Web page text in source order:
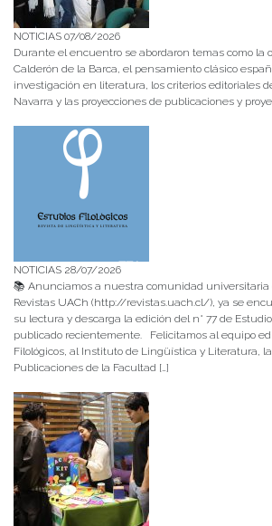
NOTICIAS 07/08/2026
Durante el encuentro se abordaron temas como la
Calderón de la Barca, el pensamiento clásico
investigación en literatura, los criterios editoriales
Navarra y las proyecciones de publicaciones y
NOTICIAS 28/07/2026
📚 Anunciamos a nuestra comunidad
Revistas UACh (http://revistas.uach.cl/), ya se
su lectura y descarga la edición del n° 77 de
publicado recientemente. Felicitamos al equipo
Filológicos, al Instituto de Lingüística y Literatura,
Publicaciones de la Facultad […]